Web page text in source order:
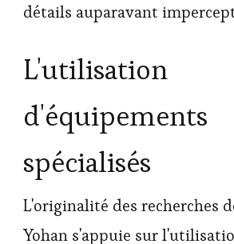
détails auparavant
L'utilisation
d'équipements
spécialisés
L'originalité des recherches
Yohan s'appuie sur